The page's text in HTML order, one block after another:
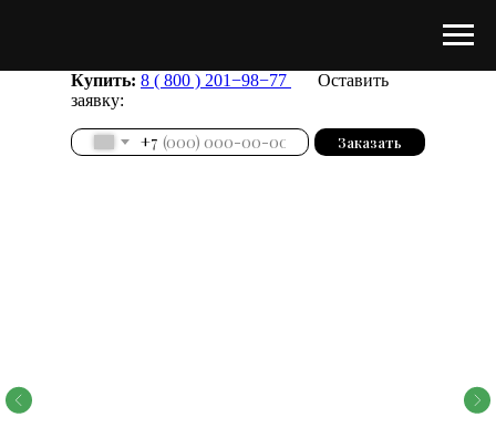
Купить: 8 ( 800 ) 201−98−77
Оставить
заявку:
+7 Заказать